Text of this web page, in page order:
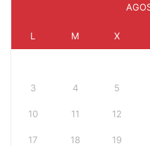
L M X
3 4 5
10 11 12
17 18 19